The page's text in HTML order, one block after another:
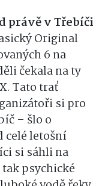
právě v Třebíči
Original
6 na
čekala na ty
Tato trať
si pro
– šlo o
celé letošní
si sáhli na
psychické